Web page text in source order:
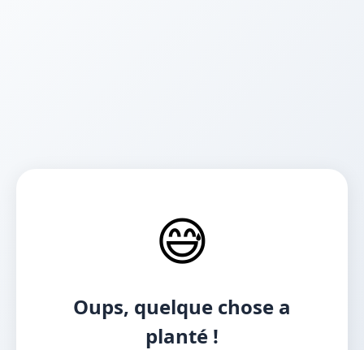
😅
Oups, quelque chose a
planté !